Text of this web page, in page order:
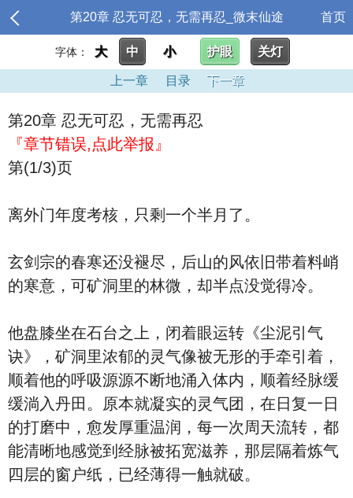
第20章 忍无可忍，无需再忍_微末仙途 首页
字体： 大 中 小 护眼 关灯
上一章 目录 下一章
第20章 忍无可忍，无需再忍
『章节错误,点此举报』
第(1/3)页
离外门年度考核，只剩一个半月了。
玄剑宗的春寒还没褪尽，后山的风依旧带着料峭
的寒意，可矿洞里的林微，却半点没觉得冷。
他盘膝坐在石台之上，闭着眼运转《尘泥引气
诀》，矿洞里浓郁的灵气像被无形的手牵引着，
顺着他的呼吸源源不断地涌入体内，顺着经脉缓
缓淌入丹田。原本就凝实的灵气团，在日复一日
的打磨中，愈发厚重温润，每一次周天流转，都
能清晰地感觉到经脉被拓宽滋养，那层隔着炼气
四层的窗户纸，已经薄得一触就破。